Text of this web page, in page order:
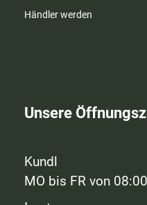
Händler werden
Unsere
Kundl
MO bis FR von